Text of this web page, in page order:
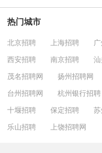
热门城市
北京招聘 上海招聘
西安招聘
南京招聘 汕
茂名招聘网
扬州招聘网
台州招聘网
杭州银行招聘
十堰招聘
保定招聘
乐山招聘
上饶招聘网